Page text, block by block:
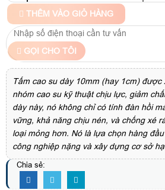
THÊM VÀO GIỎ HÀNG
GỌI CHO TÔI
Tấm cao su dày 10mm (hay 1cm) được
nhóm cao su kỹ thuật chịu lực, giảm
dày này, nó không chỉ có tính đàn hồi
vững, khả năng chịu nén, và chống xé
loại mỏng hơn. Nó là lựa chọn hàng
công nghiệp nặng và xây dựng cơ sở
Chia sẻ: